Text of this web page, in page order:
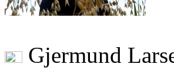
Gjermund